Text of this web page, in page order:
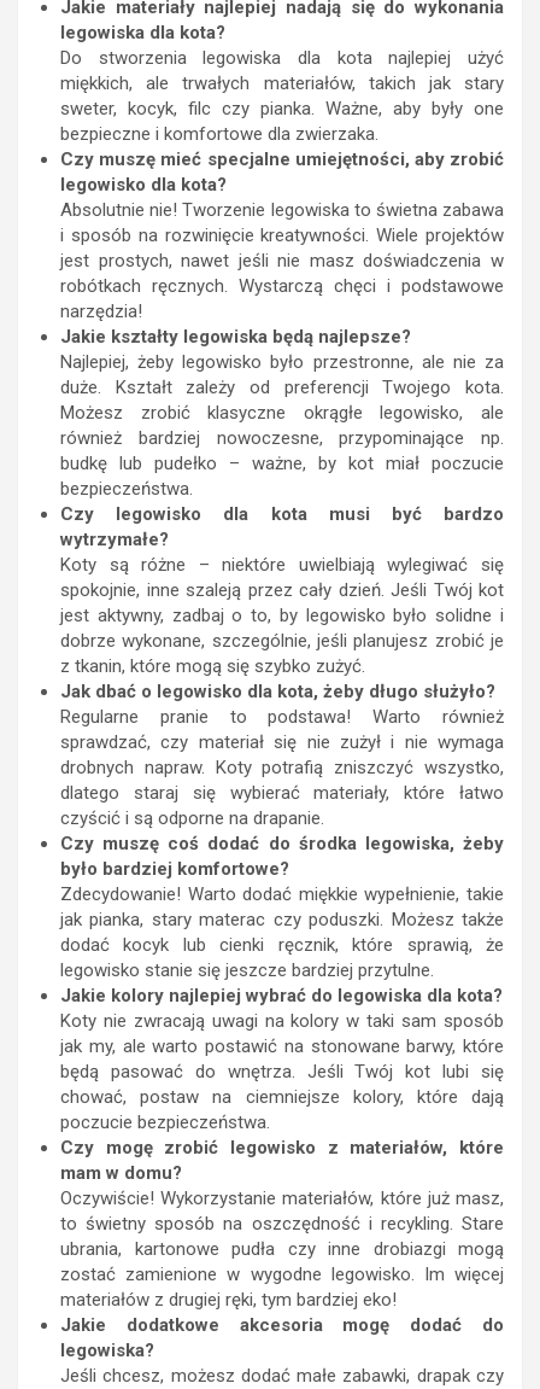
Jakie materiały najlepiej nadają się do wykonania
legowiska dla kota?
Do stworzenia legowiska dla kota najlepiej użyć
miękkich, ale trwałych materiałów, takich jak stary
sweter, kocyk, filc czy pianka. Ważne, aby były one
bezpieczne i komfortowe dla zwierzaka.
Czy muszę mieć specjalne umiejętności, aby zrobić
legowisko dla kota?
Absolutnie nie! Tworzenie legowiska to świetna zabawa
i sposób na rozwinięcie kreatywności. Wiele projektów
jest prostych, nawet jeśli nie masz doświadczenia w
robótkach ręcznych. Wystarczą chęci i podstawowe
narzędzia!
Jakie kształty legowiska będą najlepsze?
Najlepiej, żeby legowisko było przestronne, ale nie za
duże. Kształt zależy od preferencji Twojego kota.
Możesz zrobić klasyczne okrągłe legowisko, ale
również bardziej nowoczesne, przypominające np.
budkę lub pudełko – ważne, by kot miał poczucie
bezpieczeństwa.
Czy legowisko dla kota musi być bardzo
wytrzymałe?
Koty są różne – niektóre uwielbiają wylegiwać się
spokojnie, inne szaleją przez cały dzień. Jeśli Twój kot
jest aktywny, zadbaj o to, by legowisko było solidne i
dobrze wykonane, szczególnie, jeśli planujesz zrobić je
z tkanin, które mogą się szybko zużyć.
Jak dbać o legowisko dla kota, żeby długo służyło?
Regularne pranie to podstawa! Warto również
sprawdzać, czy materiał się nie zużył i nie wymaga
drobnych napraw. Koty potrafią zniszczyć wszystko,
dlatego staraj się wybierać materiały, które łatwo
czyścić i są odporne na drapanie.
Czy muszę coś dodać do środka legowiska, żeby
było bardziej komfortowe?
Zdecydowanie! Warto dodać miękkie wypełnienie, takie
jak pianka, stary materac czy poduszki. Możesz także
dodać kocyk lub cienki ręcznik, które sprawią, że
legowisko stanie się jeszcze bardziej przytulne.
Jakie kolory najlepiej wybrać do legowiska dla kota?
Koty nie zwracają uwagi na kolory w taki sam sposób
jak my, ale warto postawić na stonowane barwy, które
będą pasować do wnętrza. Jeśli Twój kot lubi się
chować, postaw na ciemniejsze kolory, które dają
poczucie bezpieczeństwa.
Czy mogę zrobić legowisko z materiałów, które
mam w domu?
Oczywiście! Wykorzystanie materiałów, które już masz,
to świetny sposób na oszczędność i recykling. Stare
ubrania, kartonowe pudła czy inne drobiazgi mogą
zostać zamienione w wygodne legowisko. Im więcej
materiałów z drugiej ręki, tym bardziej eko!
Jakie dodatkowe akcesoria mogę dodać do
legowiska?
Jeśli chcesz, możesz dodać małe zabawki, drapak czy